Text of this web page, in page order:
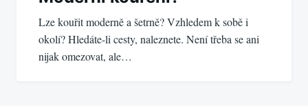
příspěvek
Lze kouřit moderně a šetrně? Vzhledem k sobě i
okolí? Hledáte-li cesty, naleznete. Není třeba se ani
nijak omezovat, ale…